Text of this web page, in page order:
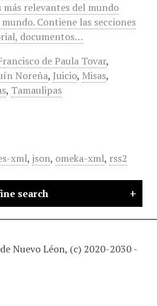
relevantes del mundo
Contiene las secciones
documentos…
de Paula Tovar,
Noreña, Juicio, Misas,
, Tamaulipas
xml, json, omeka-xml, rss2
search
Nuevo Léon, (c) 2020-2030 -